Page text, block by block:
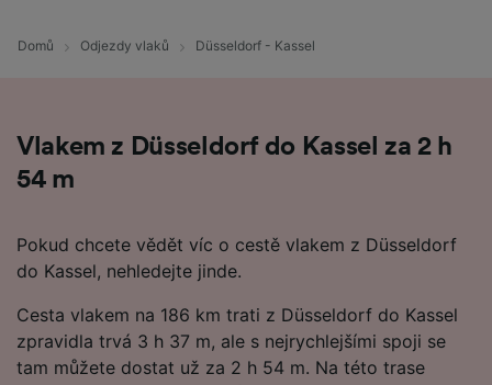
Domů Odjezdy vlaků Düsseldorf - Kassel
Vlakem z Düsseldorf do Kassel za 2 h
54 m
Pokud chcete vědět víc o cestě vlakem z Düsseldorf
do Kassel, nehledejte jinde.
Cesta vlakem na 186 km trati z Düsseldorf do Kassel
zpravidla trvá 3 h 37 m, ale s nejrychlejšími spoji se
tam můžete dostat už za 2 h 54 m. Na této trase